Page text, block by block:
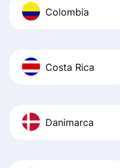
Colombia
Costa Rica
Danimarca